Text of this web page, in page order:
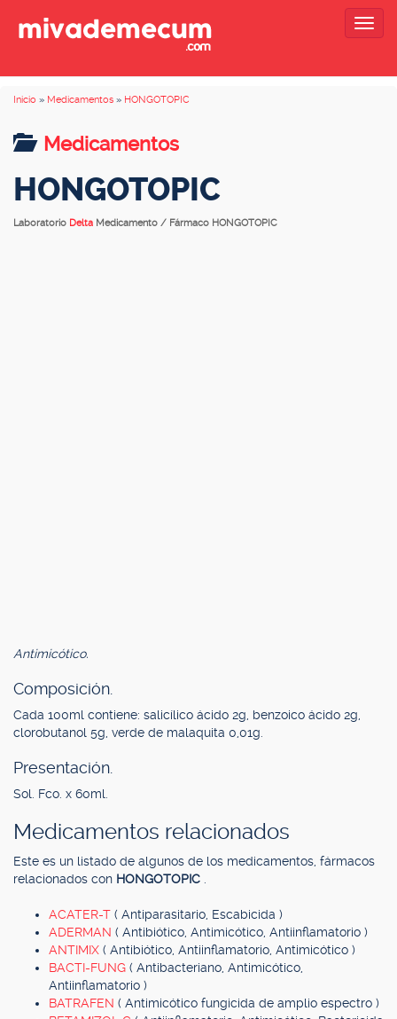
Inicio » Medicamentos » HONGOTOPIC
Medicamentos
HONGOTOPIC
Laboratorio Delta Medicamento / Fármaco HONGOTOPIC
Antimicótico.
Composición.
Cada 100ml contiene: salicílico ácido 2g, benzoico ácido 2g,
clorobutanol 5g, verde de malaquita 0,01g.
Presentación.
Sol. Fco. x 60ml.
Medicamentos relacionados
Este es un listado de algunos de los medicamentos, fármacos
relacionados con HONGOTOPIC
ACATER-T ( Antiparasitario, Escabicida )
ADERMAN ( Antibiótico, Antimicótico, Antiinflamatorio )
ANTIMIX ( Antibiótico, Antiinflamatorio, Antimicótico )
BACTI-FUNG ( Antibacteriano, Antimicótico,
Antiinflamatorio )
BATRAFEN ( Antimicótico fungicida de amplio espectro )